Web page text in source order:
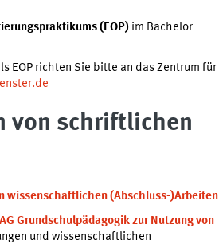
(EOP) im Bachelor
EOP richten Sie bitte an das Zentrum für
von schriftlichen
wissenschaftlichen (Abschluss-)Arbeiten
Grundschulpädagogik zur Nutzung von
und wissenschaftlichen